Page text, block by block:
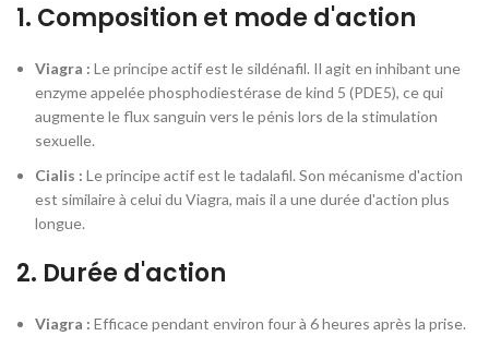
1. Composition et mode d'action
Viagra : Le principe actif est le sildénafil. Il agit en inhibant une
enzyme appelée phosphodiestérase de kind 5 (PDE5), ce qui
augmente le flux sanguin vers le pénis lors de la stimulation
sexuelle.
Cialis : Le principe actif est le tadalafil. Son mécanisme d'action
est similaire à celui du Viagra, mais il a une durée d'action plus
longue.
2. Durée d'action
Viagra : Efficace pendant environ four à 6 heures après la prise.